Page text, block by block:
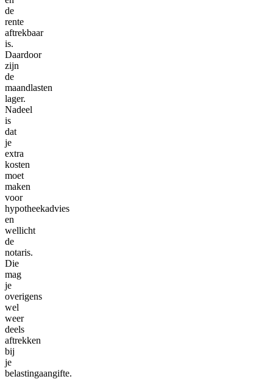
de
rente
aftrekbaar
is.
Daardoor
zijn
de
maandlasten
lager.
Nadeel
is
dat
je
extra
kosten
moet
maken
voor
hypotheekadvies
en
wellicht
de
notaris.
Die
mag
je
overigens
wel
weer
deels
aftrekken
bij
je
belastingaangifte.